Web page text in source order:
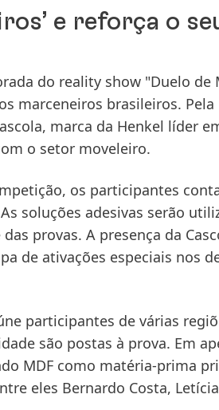
e reforça o
do reality show "Duelo de
marceneiros brasileiros.
marca da Henkel líder
o setor moveleiro.
os participantes
soluções adesivas serão
provas. A presença da
de ativações especiais nos
participantes de várias
são postas à prova. Em
MDF como matéria-prima
eles Bernardo Costa,